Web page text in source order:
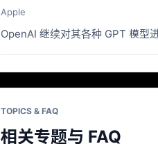
Apple
OpenAI 继续对其各种 GPT 模型
TOPICS & FAQ
相关专题与 FAQ